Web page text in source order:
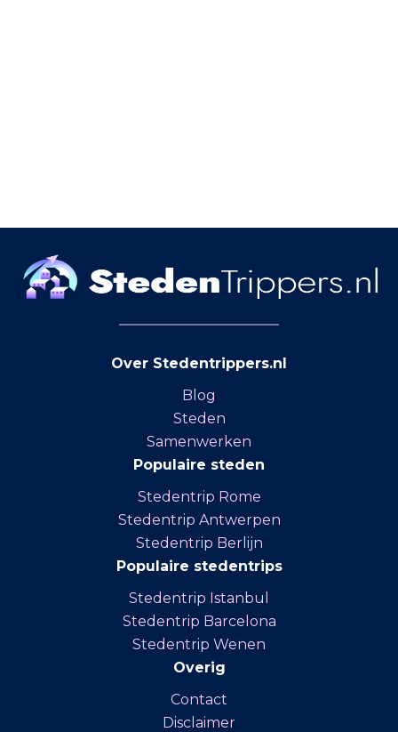
Over Stedentrippers.nl
Blog
Steden
Samenwerken
Populaire steden
Stedentrip Rome
Stedentrip Antwerpen
Stedentrip Berlijn
Populaire stedentrips
Stedentrip Istanbul
Stedentrip Barcelona
Stedentrip Wenen
Overig
Contact
Disclaimer